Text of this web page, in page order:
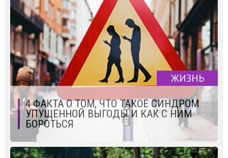
ЖИЗНЬ
4 ФАКТА О ТОМ, ЧТО ТАКОЕ СИНДРОМ
УПУЩЕННОЙ ВЫГОДЫ И КАК С НИМ
БОРОТЬСЯ